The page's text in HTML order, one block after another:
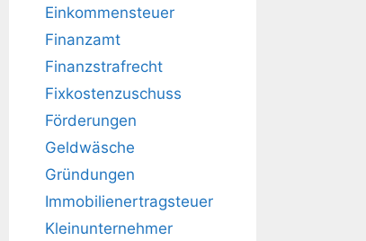
Einkommensteuer
Finanzamt
Finanzstrafrecht
Fixkostenzuschuss
Förderungen
Geldwäsche
Gründungen
Immobilienertragsteuer
Kleinunternehmer